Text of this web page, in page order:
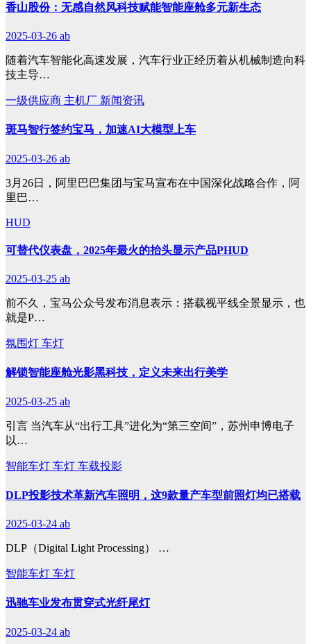
香山股份：无感自然风科技赋能智能座舱多元新生态
2025-03-26 ab
随着汽车智能化高速发展，汽车行业正经历着从机械制造向科
技主导…
一级供应商 主机厂 新闻资讯
斑马智行签约宝马，加速AI大模型上车
2025-03-26 ab
3月26日，阿里巴巴集团与宝马宣布在中国深化战略合作，阿
里巴…
HUD
可替代仪表盘，2025年最火的抬头显示产品PHUD
2025-03-25 ab
前不久，宝马公众号发布消息表示：搭载视平线全景显示，也
就是P…
氛围灯 车灯
解锁智能座舱光影黑科技，定义未来出行美学
2025-03-25 ab
引言 当汽车从“出行工具”进化为“第三空间”，苏州申博电子
以…
智能车灯 车灯 车载投影
DLP投影技术革新汽车照明，这9款量产车型前照灯均已搭载
2025-03-24 ab
DLP（Digital Light Processing） …
智能车灯 车灯
迅驰车业发布贯穿式光纤尾灯
2025-03-24 ab